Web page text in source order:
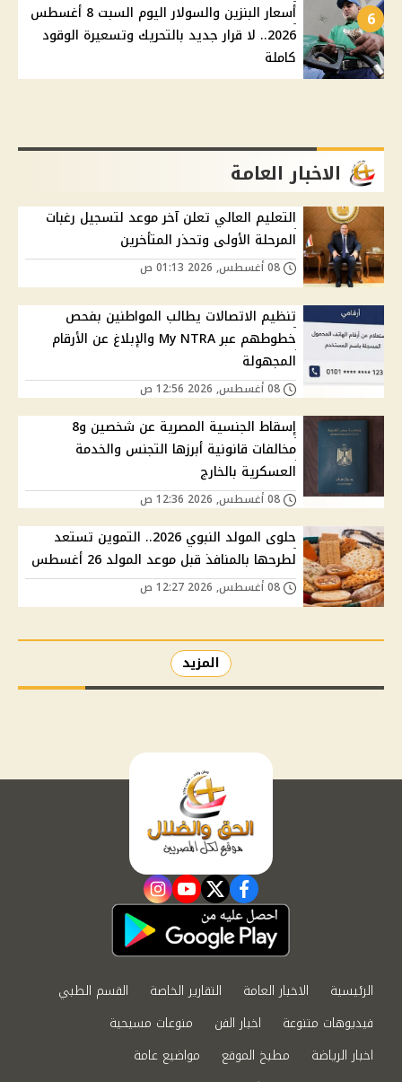
6
أسعار البنزين والسولار اليوم السبت 8 أغسطس
2026.. لا قرار جديد بالتحريك وتسعيرة الوقود
كاملة
الاخبار العامة
التعليم العالي تعلن آخر موعد لتسجيل رغبات
المرحلة الأولى وتحذر المتأخرين
تنظيم الاتصالات يطالب المواطنين بفحص
خطوطهم عبر My NTRA والإبلاغ عن الأرقام
المجهولة
إسقاط الجنسية المصرية عن شخصين و8
مخالفات قانونية أبرزها التجنس والخدمة
العسكرية بالخارج
حلوى المولد النبوي 2026.. التموين تستعد
لطرحها بالمنافذ قبل موعد المولد 26 أغسطس
المزيد
facebook
twitter
youtube
instagram
الرئيسية الاخبار العامة التقارير الخاصة
القسم الطبي
فيديوهات متنوعة
اخبار الفن
منوعات مسيحية
اخبار الرياضة
مطبخ الموقع
مواضيع عامة